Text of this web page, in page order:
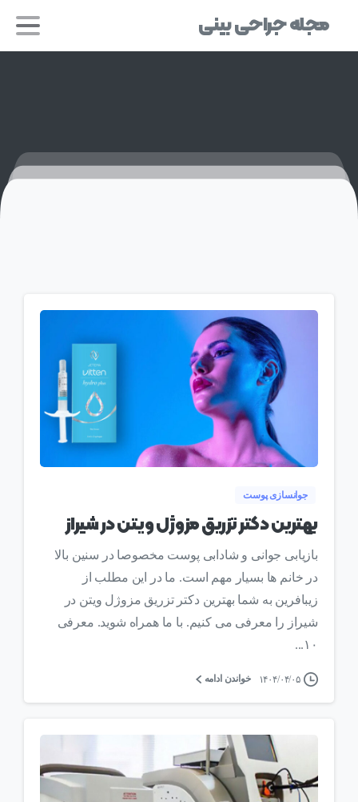
مجله جراحی بینی
جوانسازی پوست
بهترین دکتر تزریق مزوژل ویتن در شیراز
بازیابی جوانی و شادابی پوست مخصوصا در سنین بالا
در خانم ها بسیار مهم است. ما در این مطلب از
زیبافرین به شما بهترین دکتر تزریق مزوژل ویتن در
شیراز را معرفی می کنیم. با ما همراه شوید. معرفی
۱۰...
۱۴۰۴/۰۴/۰۵ خواندن ادامه